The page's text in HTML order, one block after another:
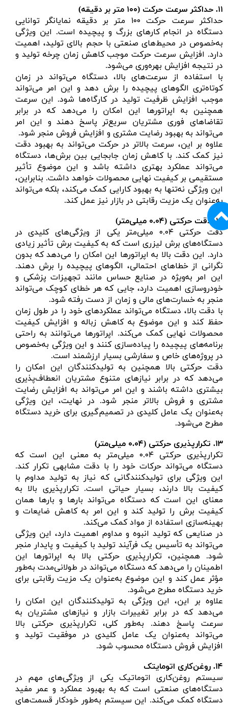
۱۱. حداکثر سرعت حرکت (۱۰۰ متر بر دقیقه)
حداکثر سرعت حرکت ۱۰۰ متر بر دقیقه نمایانگر توانایی
دستگاه در انجام کارهای بزرگ و پیچیده است. این ویژگی
به‌خصوص در محیط‌های صنعتی با حجم بالای تولید، اهمیت
دارد. افزایش سرعت حرکت موجب کاهش زمان چرخه تولید و
در نتیجه افزایش بهره‌وری می‌شود.
با استفاده از سرعت‌های بالا، دستگاه می‌تواند در زمان
کوتاه‌تری الگوهای پیچیده را برش دهد و این امر می‌تواند
موجب افزایش ظرفیت تولید در کارگاه‌ها شود. این سرعت
همچنین به اپراتورها این امکان را می‌دهد که در برابر
تقاضاهای فوری مشتریان سریع‌تر پاسخ دهند و این امر
می‌تواند به بهبود رضایت مشتری و افزایش فروش منجر شود.
علاوه بر این، سرعت بالاتر در حرکت می‌تواند به بهبود دقت
نیز کمک کند. با کاهش زمان جابجایی بین برش‌ها، دستگاه
می‌تواند عملکرد بهتری داشته باشد و این موضوع تأثیر
مستقیمی بر کیفیت نهایی محصولات خواهد داشت. بنابراین،
این ویژگی نه‌تنها به بهبود کارایی کمک می‌کند، بلکه می‌تواند
به‌عنوان یک مزیت رقابتی در بازار نیز عمل کند.
۱۲. دقت حرکتی (۰.۰۴ میلی‌متر)
دقت حرکتی ۰.۰۴ میلی‌متر یکی از ویژگی‌های کلیدی در
دستگاه‌های برش لیزری است که به کیفیت برش تأثیر زیادی
دارد. این دقت بالا به اپراتورها این امکان را می‌دهد که بدون
نگرانی از خطاهای احتمالی، الگوهای پیچیده را برش دهند.
این امر به‌ویژه در صنایع حساس مانند تجهیزات پزشکی و
خودروسازی اهمیت دارد، جایی که هر خطای کوچک می‌تواند
منجر به خسارت‌های مالی و زمان از دست رفته شود.
با دقت بالا، دستگاه می‌تواند عملکردهای خود را در طول زمان
حفظ کند و این موضوع به کاهش زباله و افزایش کیفیت
محصولات نهایی کمک می‌کند. اپراتورها می‌توانند به راحتی
برنامه‌های پیچیده را پیاده‌سازی کنند و این ویژگی به‌خصوص
در پروژه‌های خاص و سفارشی بسیار ارزشمند است.
دقت حرکتی بالا همچنین به تولیدکنندگان این امکان را
می‌دهد که در برابر نیازهای متنوع مشتریان انعطاف‌پذیری
بیشتری داشته باشند و این امر می‌تواند به افزایش رضایت
مشتری و فروش بالاتر منجر شود. در نهایت، این ویژگی
به‌عنوان یک عامل کلیدی در تصمیم‌گیری برای خرید دستگاه
مطرح می‌شود.
۱۳. تکرارپذیری حرکتی (۰.۰۴ میلی‌متر)
تکرارپذیری حرکتی ۰.۰۴ میلی‌متر به معنی این است که
دستگاه می‌تواند حرکات خود را با دقت مشابهی تکرار کند.
این ویژگی برای تولیدکنندگانی که نیاز به تولید مداوم با
کیفیت بالا دارند، بسیار حیاتی است. تکرارپذیری بالا به
معنای این است که دستگاه می‌تواند بارها و بارها همان
کیفیت برش را تولید کند و این امر به کاهش ضایعات و
بهینه‌سازی استفاده از مواد کمک می‌کند.
در صنایعی که تولید انبوه و مداوم اهمیت دارد، این ویژگی
می‌تواند به تأسیس یک فرآیند تولید با کیفیت و پایدار منجر
شود. همچنین، تکرارپذیری حرکتی بالا به اپراتورها این
اطمینان را می‌دهد که دستگاه می‌تواند در طولانی‌مدت به‌طور
مؤثر عمل کند و این موضوع به‌عنوان یک مزیت رقابتی برای
خرید دستگاه مطرح می‌شود.
علاوه بر این، این ویژگی به تولیدکنندگان این امکان را
می‌دهد که در برابر تغییرات بازار و نیازهای مشتریان به
سرعت پاسخ دهند. به‌طور کلی، تکرارپذیری حرکتی بالا
می‌تواند به‌عنوان یک عامل کلیدی در موفقیت تولید و
افزایش فروش دستگاه محسوب شود.
۱۴. روغن‌کاری اتومایتک
سیستم روغن‌کاری اتوماتیک یکی از ویژگی‌های مهم در
دستگاه‌های صنعتی است که به بهبود عملکرد و عمر مفید
دستگاه کمک می‌کند. این سیستم به‌طور خودکار قسمت‌های